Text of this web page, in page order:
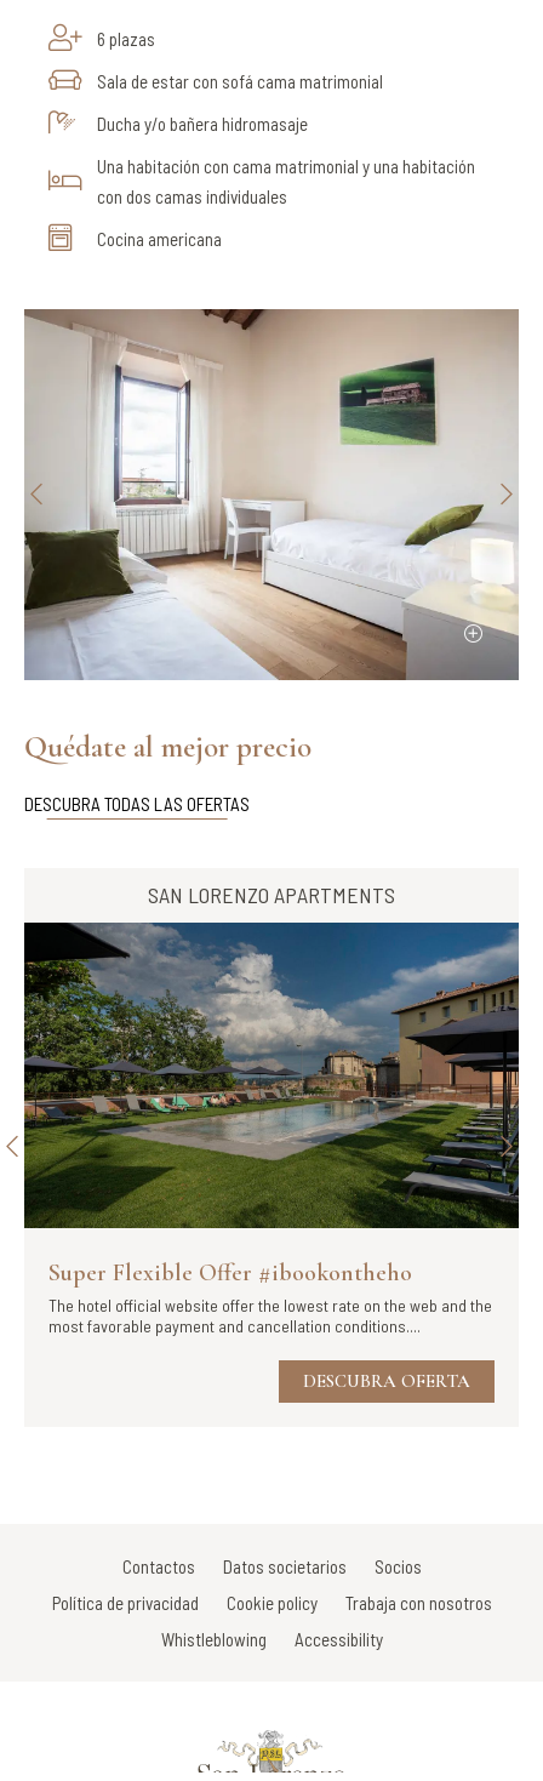
6 plazas
Sala de estar con sofá cama matrimonial
Ducha y/o bañera hidromasaje
Una habitación con cama matrimonial y una habitación
con dos camas individuales
Cocina americana
Quédate al mejor precio
DESCUBRA TODAS LAS OFERTAS
SAN LORENZO APARTMENTS
Super Flexible Offer #ibookontheho
The hotel official website offer the lowest rate on the web and the
most favorable payment and cancellation conditions....
DESCUBRA OFERTA
Contactos Datos societarios
Socios
Política de privacidad
Cookie policy
Trabaja con nosotros
Whistleblowing
Accessibility